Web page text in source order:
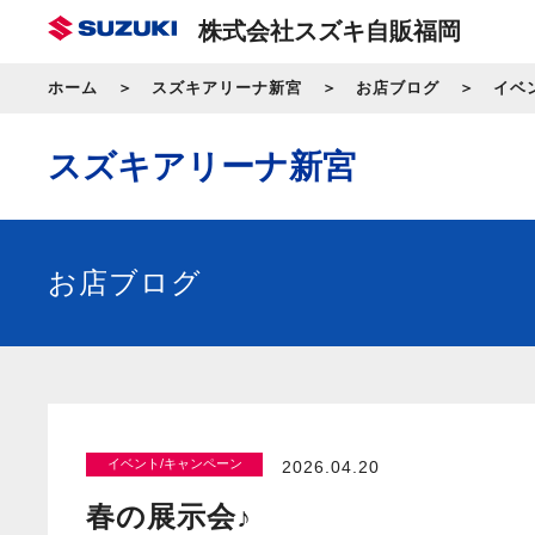
株式会社スズキ自販福岡
ホーム スズキアリーナ新宮 お店ブログ イベ
スズキアリーナ新宮
お店ブログ
イベント/キャンペーン 2026.04.20
春の展示会♪